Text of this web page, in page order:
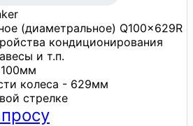
(диаметральное) Q100x629R
кондиционирования
и т.п.
колеса - 629мм
стрелке